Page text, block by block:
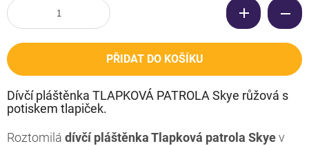
PŘIDAT DO KOŠÍKU
Dívčí pláštěnka TLAPKOVÁ PATROLA Skye růžová s
potiskem tlapiček.
Roztomilá dívčí pláštěnka Tlapková patrola Skyev